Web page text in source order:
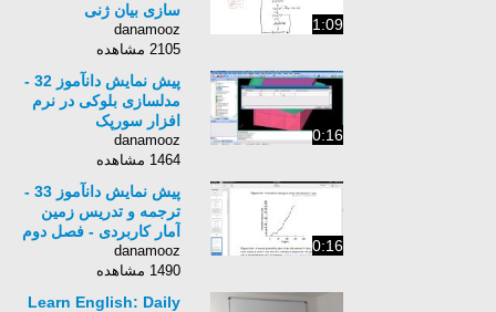
1:09
سازی بیان ژنی
danamooz
2105 مشاهده
0:16
پیش نمایش دانآموز 32 -
مدلسازی بلوکی در نرم
افزار سورپک
danamooz
1464 مشاهده
0:16
پیش نمایش دانآموز 33 -
ترجمه و تدریس زمین
آمار کاربردی - فصل دوم
danamooz
1490 مشاهده
Learn English: Daily